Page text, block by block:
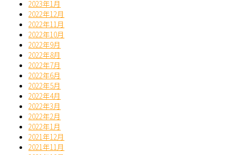
2023年1月
2022年12月
2022年11月
2022年10月
2022年9月
2022年8月
2022年7月
2022年6月
2022年5月
2022年4月
2022年3月
2022年2月
2022年1月
2021年12月
2021年11月